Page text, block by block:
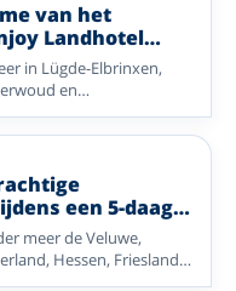
van het
Landhotel
in Lügde-Elbrinxen,
en
keuze voor wandelen,
historische plaatsen.
een 5-daags
meer de Veluwe,
Hessen, Friesland,
voor wandelen,